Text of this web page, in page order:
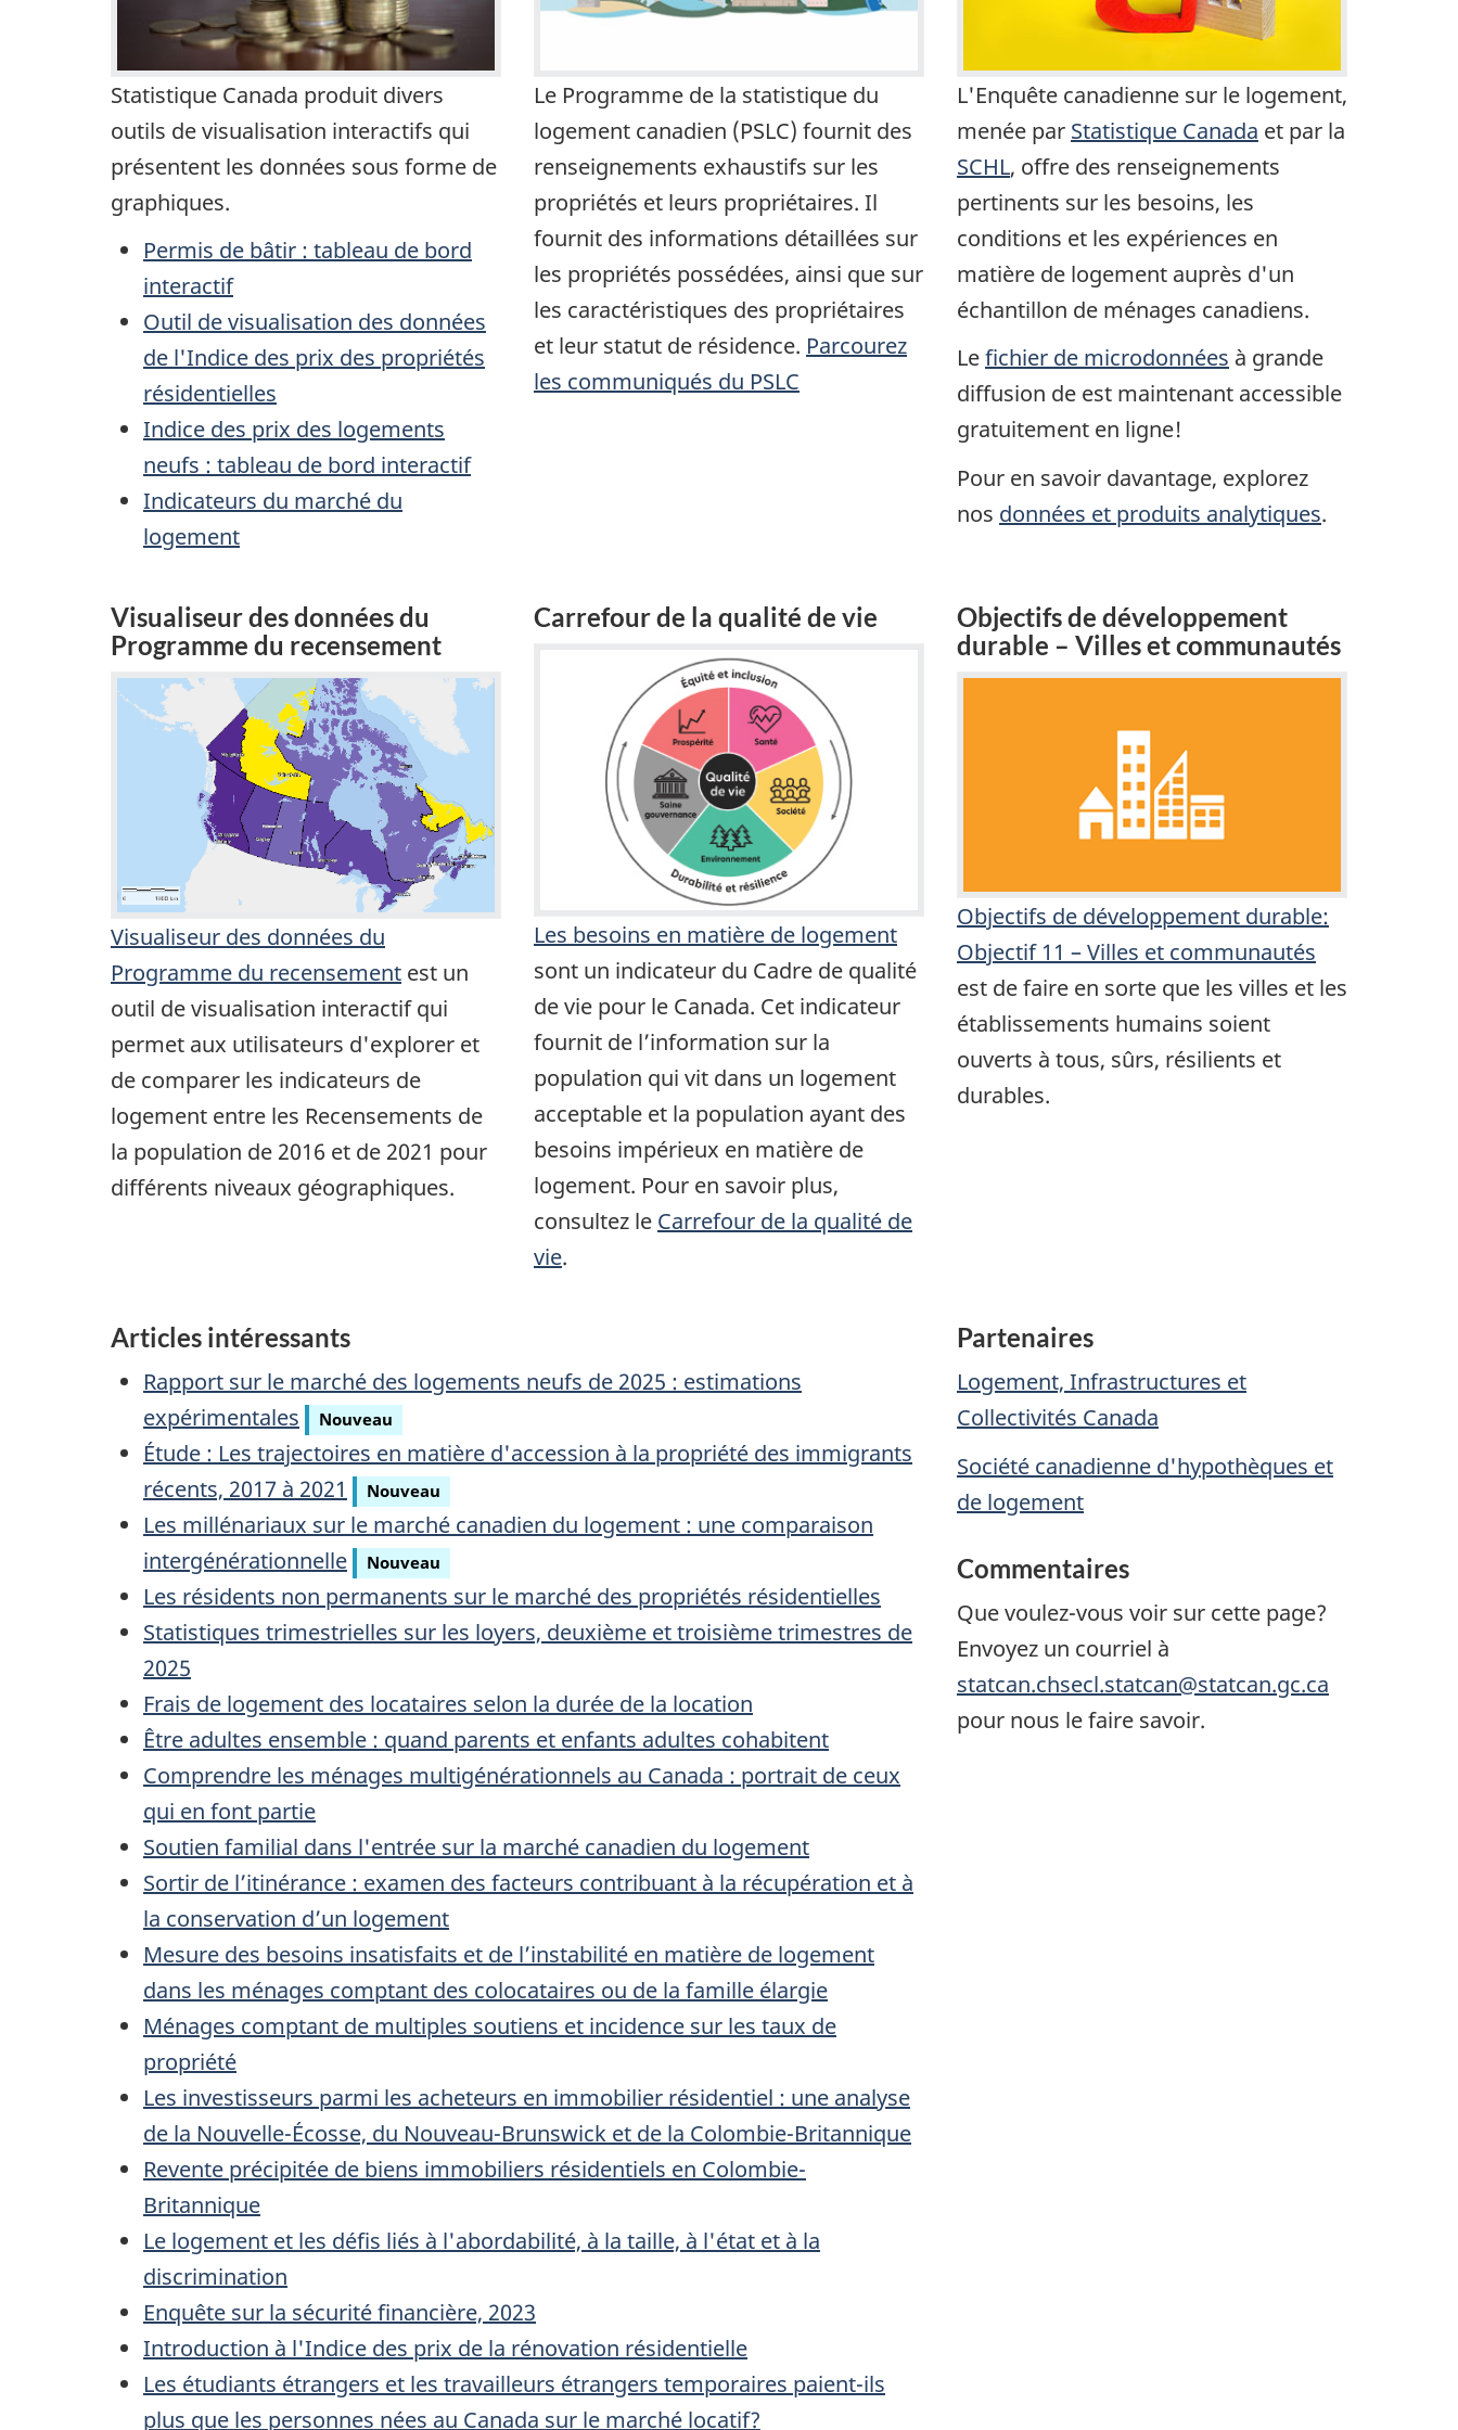
Statistique Canada produit divers
outils de visualisation interactifs qui
présentent les données sous forme de
graphiques.
Permis de bâtir : tableau de bord
interactif
Outil de visualisation des données
de l'Indice des prix des propriétés
résidentielles
Indice des prix des logements
neufs : tableau de bord interactif
Indicateurs du marché du
logement
Le Programme de la statistique du
logement canadien (PSLC) fournit des
renseignements exhaustifs sur les
propriétés et leurs propriétaires. Il
fournit des informations détaillées sur
les propriétés possédées, ainsi que sur
les caractéristiques des propriétaires
et leur statut de résidence. Parcourez
les communiqués du PSLC
L'Enquête canadienne sur le logement,
menée par Statistique Canada et par la
SCHL, offre des renseignements
pertinents sur les besoins, les
conditions et les expériences en
matière de logement auprès d'un
échantillon de ménages canadiens.
Lefichier de microdonnées à grande
diffusion de est maintenant accessible
gratuitement en ligne!
Pour en savoir davantage, explorez
nos données et produits analytiques.
Visualiseur des données du
Programme du recensement
Visualiseur des données du
Programme du recensement est un
outil de visualisation interactif qui
permet aux utilisateurs d'explorer et
de comparer les indicateurs de
logement entre les Recensements de
la population de 2016 et de 2021 pour
différents niveaux géographiques.
Carrefour de la qualité de vie
Les besoins en matière de logement
sont un indicateur du Cadre de qualité
de vie pour le Canada. Cet indicateur
fournit de l’information sur la
population qui vit dans un logement
acceptable et la population ayant des
besoins impérieux en matière de
logement. Pour en savoir plus,
consultez le Carrefour de la qualité de
vie.
Objectifs de développement
durable – Villes et communautés
Objectifs de développement durable:
Objectif 11 – Villes et communautés
est de faire en sorte que les villes et les
établissements humains soient
ouverts à tous, sûrs, résilients et
durables.
Articles intéressants
Rapport sur le marché des logements neufs de 2025 : estimations
expérimentales
Nouveau
Étude : Les trajectoires en matière d'accession à la propriété des immigrants
récents, 2017 à 2021
Nouveau
Les millénariaux sur le marché canadien du logement : une comparaison
intergénérationnelle
Nouveau
Les résidents non permanents sur le marché des propriétés résidentielles
Statistiques trimestrielles sur les loyers, deuxième et troisième trimestres de
2025
Frais de logement des locataires selon la durée de la location
Être adultes ensemble : quand parents et enfants adultes cohabitent
Comprendre les ménages multigénérationnels au Canada : portrait de ceux
qui en font partie
Soutien familial dans l'entrée sur la marché canadien du logement
Sortir de l’itinérance : examen des facteurs contribuant à la récupération et à
la conservation d’un logement
Mesure des besoins insatisfaits et de l’instabilité en matière de logement
dans les ménages comptant des colocataires ou de la famille élargie
Ménages comptant de multiples soutiens et incidence sur les taux de
propriété
Les investisseurs parmi les acheteurs en immobilier résidentiel : une analyse
de la Nouvelle-Écosse, du Nouveau-Brunswick et de la Colombie-Britannique
Revente précipitée de biens immobiliers résidentiels en Colombie-
Britannique
Le logement et les défis liés à l'abordabilité, à la taille, à l'état et à la
discrimination
Enquête sur la sécurité financière, 2023
Introduction à l'Indice des prix de la rénovation résidentielle
Les étudiants étrangers et les travailleurs étrangers temporaires paient-ils
plus que les personnes nées au Canada sur le marché locatif?
Partenaires
Logement, Infrastructures et
Collectivités Canada
Société canadienne d'hypothèques et
de logement
Commentaires
Que voulez-vous voir sur cette page?
Envoyez un courriel à
statcan.chsecl.statcan@statcan.gc.ca
pour nous le faire savoir.